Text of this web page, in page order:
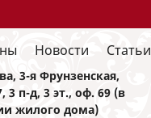
Новости Статьи
3-я Фрунзенская,
3 п-д, 3 эт., оф. 69 (в
жилого дома)